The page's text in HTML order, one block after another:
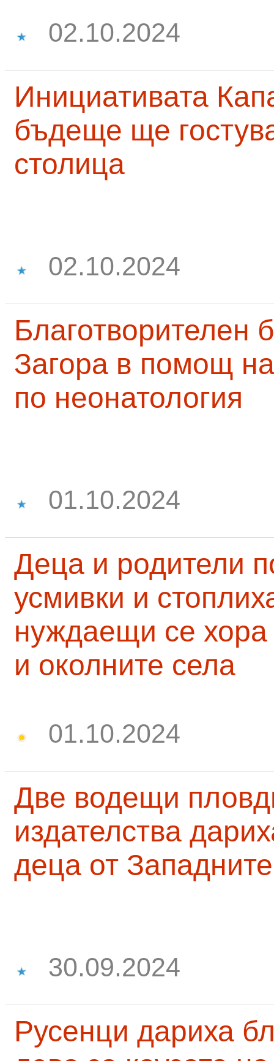
02.10.2024
Инициативата
бъдеще ще
столица
02.10.2024
Благотворителен
Загора в помощ
по неонатология
01.10.2024
Деца и родители
усмивки и
нуждаещи се
и околните села
01.10.2024
Две водещи
издателства
деца от
30.09.2024
Русенци дариха